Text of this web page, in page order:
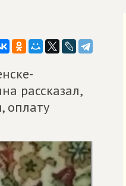
рассказал,
оплату